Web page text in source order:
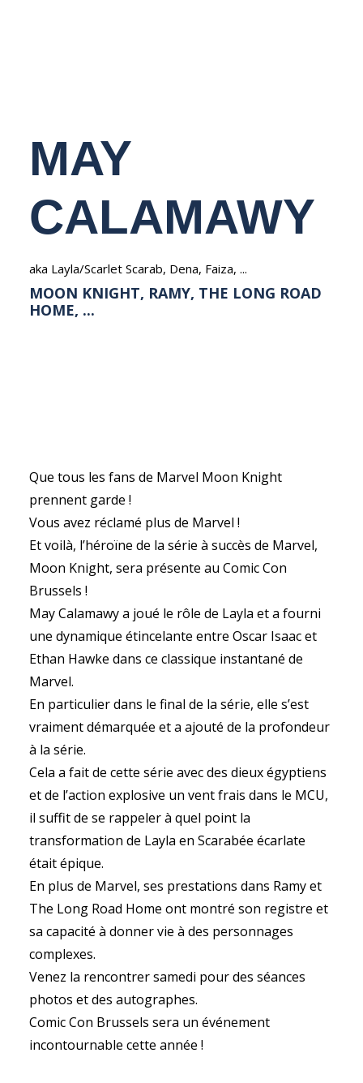
MAY
CALAMAWY
aka Layla/Scarlet Scarab, Dena, Faiza, ...
MOON KNIGHT, RAMY, THE LONG ROAD
HOME, ...
Que tous les fans de Marvel Moon Knight
prennent garde !
Vous avez réclamé plus de Marvel !
Et voilà, l’héroïne de la série à succès de Marvel,
Moon Knight, sera présente au Comic Con
Brussels !
May Calamawy a joué le rôle de Layla et a fourni
une dynamique étincelante entre Oscar Isaac et
Ethan Hawke dans ce classique instantané de
Marvel.
En particulier dans le final de la série, elle s’est
vraiment démarquée et a ajouté de la profondeur
à la série.
Cela a fait de cette série avec des dieux égyptiens
et de l’action explosive un vent frais dans le MCU,
il suffit de se rappeler à quel point la
transformation de Layla en Scarabée écarlate
était épique.
En plus de Marvel, ses prestations dans Ramy et
The Long Road Home ont montré son registre et
sa capacité à donner vie à des personnages
complexes.
Venez la rencontrer samedi pour des séances
photos et des autographes.
Comic Con Brussels sera un événement
incontournable cette année !